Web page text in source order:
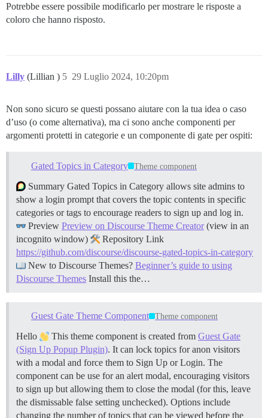
Potrebbe essere possibile modificarlo per mostrare le risposte a
coloro che hanno risposto.
Lilly (Lillian ) 29 Luglio 2024, 10:20pm
5
Non sono sicuro se questi possano aiutare con la tua idea o caso
d’uso (o come alternativa), ma ci sono anche componenti per
argomenti protetti in categorie e un componente di gate per ospiti:
Gated Topics in Category Theme component
Summary Gated Topics in Category allows site admins to
show a login prompt that covers the topic contents in specific
categories or tags to encourage readers to sign up and log in.
Preview Preview on Discourse Theme Creator(view in an
incognito window)
Repository Link
https://github.com/discourse/discourse-gated-topics-in-category
New to Discourse Themes? Beginner’s guide to using
Discourse Themes Install this the…
Guest Gate Theme Component Theme component
Hello This theme component is created from Guest Gate
(Sign Up Popup Plugin). It can lock topics for anon visitors
with a modal and force them to Sign Up or Login. The
component can be use for an alert modal, encouraging visitors
to sign up but allowing them to close the modal (for this, leave
the dismissable false setting unchecked). Options include
changing the number of topics that can be viewed before the